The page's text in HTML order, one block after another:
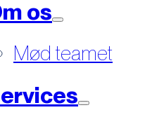
os
Mød teamet